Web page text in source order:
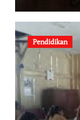
Pendidikan